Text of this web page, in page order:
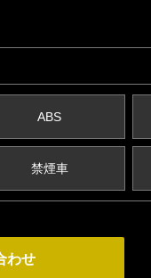
ABS
禁煙車
わせ